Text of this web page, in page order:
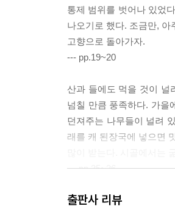
통제 범위를 벗어나 있었
나오기로 했다. 조금만,
고향으로 돌아가자.
--- pp.19~20
산과 들에도 먹을 것이 널
넘칠 만큼 풍족하다. 가을
던져주는 나무들이 널려
래를 캐 된장국에 넣으면
--- pp.35~36
시골에서 직장인으로 산
출판사 리뷰